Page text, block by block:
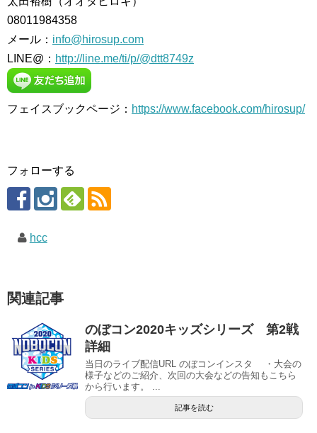
08011984358
メール： info@hirosup.com
LINE@： http://line.me/ti/p/@dtt8749z
フェイスブックページ： https://www.facebook.com/hirosup/
フォローする
hcc
関連記事
のぼコン2020キッズシリーズ 第2戦
詳細
当日のライブ配信URL のぼコンインスタ ・大会の
様子などのご紹介、次回の大会などの告知もこちら
から行います。 ...
記事を読む